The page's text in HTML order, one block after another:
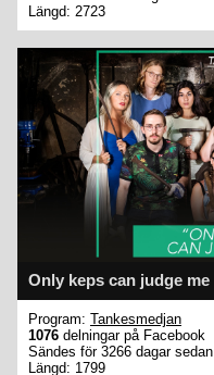
Längd: 2723
Only keps can judge me
Program: Tankesmedjan
1076 delningar på Facebook
Sändes för 3266 dagar sedan
Längd: 1799